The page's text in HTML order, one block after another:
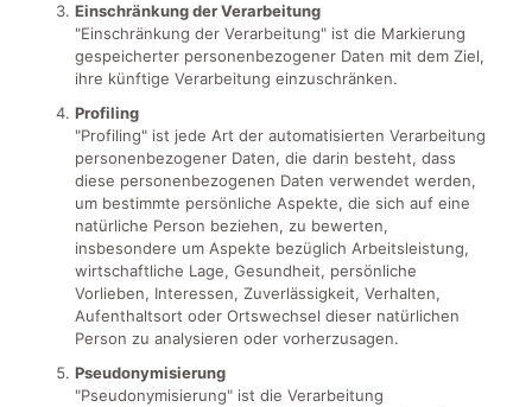
Einschränkung der Verarbeitung
"Einschränkung der Verarbeitung" ist die Markierung
gespeicherter personenbezogener Daten mit dem Ziel,
ihre künftige Verarbeitung einzuschränken.
Profiling
"Profiling" ist jede Art der automatisierten Verarbeitung
personenbezogener Daten, die darin besteht, dass
diese personenbezogenen Daten verwendet werden,
um bestimmte persönliche Aspekte, die sich auf eine
natürliche Person beziehen, zu bewerten,
insbesondere um Aspekte bezüglich Arbeitsleistung,
wirtschaftliche Lage, Gesundheit, persönliche
Vorlieben, Interessen, Zuverlässigkeit, Verhalten,
Aufenthaltsort oder Ortswechsel dieser natürlichen
Person zu analysieren oder vorherzusagen.
Pseudonymisierung
"Pseudonymisierung" ist die Verarbeitung